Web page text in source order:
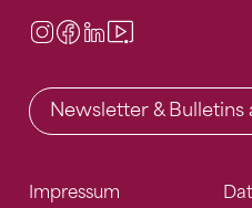
Instagram
Facebook
LinkedIn
Newsletter & Bulletins
Impressum